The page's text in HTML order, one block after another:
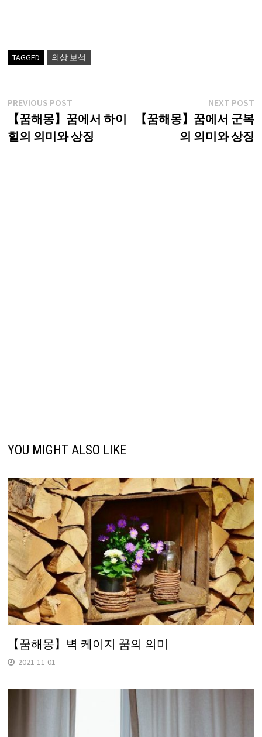
TAGGED 의상 보석
글
탐
색
PREVIOUS POSTPrevious
post:
【꿈해몽】꿈에서 하이
힐의 의미와 상징
NEXT POST
【꿈해몽】꿈에서 군복
의 의미와 상징
YOU MIGHT ALSO LIKE
【꿈해몽】벽 케이지 꿈의 의미
2021-11-01